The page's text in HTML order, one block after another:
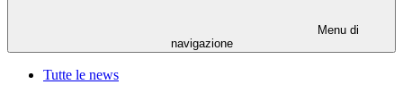
Menu di
navigazione
Tutte le news